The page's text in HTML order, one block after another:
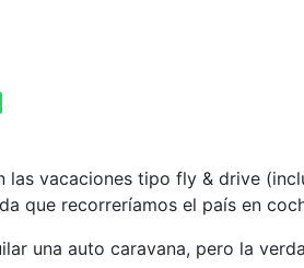
las vacaciones tipo fly & drive
que recorreríamos el país en
una auto caravana, pero la